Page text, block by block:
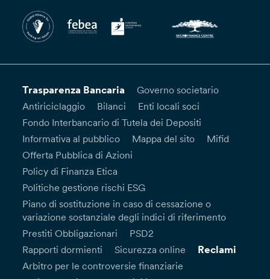
Trasparenza Bancaria
Governo societario
Antiriciclaggio
Bilanci
Enti locali soci
Fondo Interbancario di Tutela dei Depositi
Informativa al pubblico
Mappa del sito
Mifid
Offerta Pubblica di Azioni
Policy di Finanza Etica
Politiche gestione rischi ESG
Piano di sostituzione in caso di cessazione o
variazione sostanziale degli indici di riferimento
Prestiti Obbligazionari
PSD2
Rapporti dormienti
Sicurezza online Reclami
Arbitro per le controversie finanziarie